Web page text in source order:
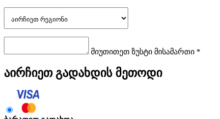
მიუთითეთ ზუსტი მისამართი *
აირჩიეთ გადახდის მეთოდი